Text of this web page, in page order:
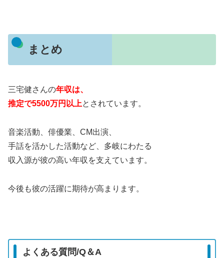
まとめ
三宅健さんの年収は、
推定で5500万円以上とされています。
音楽活動、俳優業、CM出演、
手話を活かした活動など、多岐にわたる
収入源が彼の高い年収を支えています。
今後も彼の活躍に期待が高まります。
よくある質問/Q＆A